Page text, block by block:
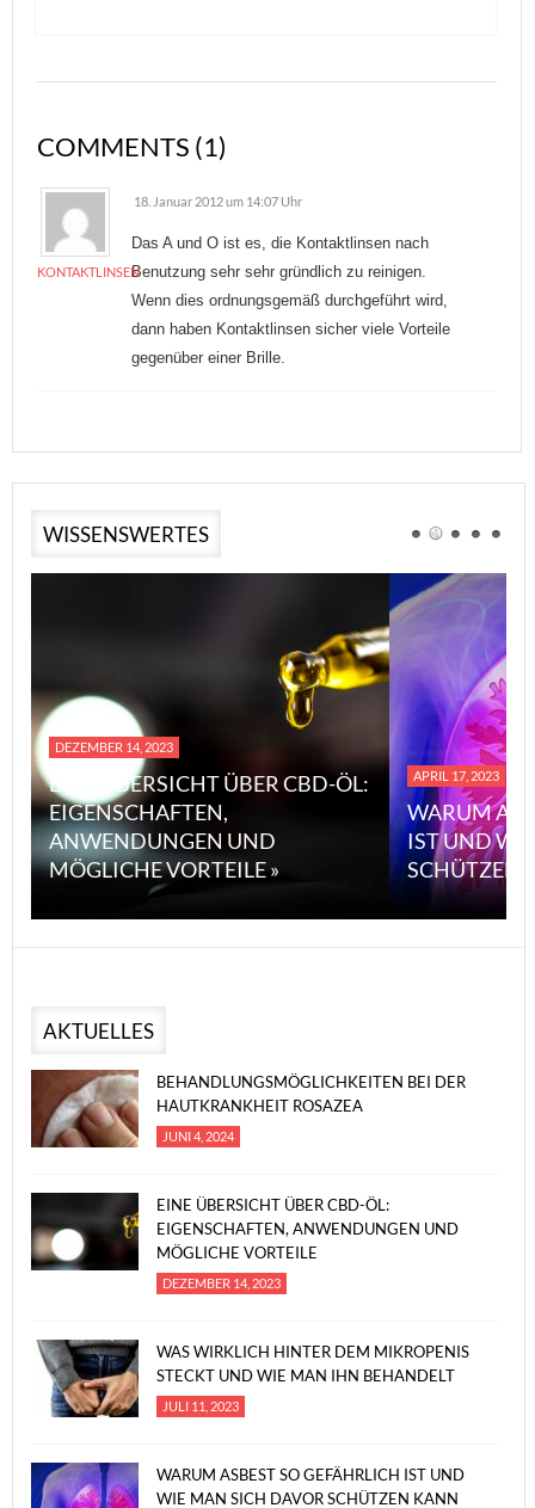
COMMENTS (1)
KONTAKTLINSEN
18. Januar 2012 um 14:07 Uhr
Das A und O ist es, die Kontaktlinsen nach
Benutzung sehr sehr gründlich zu reinigen.
Wenn dies ordnungsgemäß durchgeführt wird,
dann haben Kontaktlinsen sicher viele Vorteile
gegenüber einer Brille.
WISSENSWERTES
DEZEMBER 14, 2023
EINE ÜBERSICHT ÜBER CBD-ÖL:
EIGENSCHAFTEN,
ANWENDUNGEN UND
MÖGLICHE VORTEILE »
APRIL 17, 2023
WARUM
IST UND
SCHÜTZEN
AKTUELLES
BEHANDLUNGSMÖGLICHKEITEN BEI DER
HAUTKRANKHEIT ROSAZEA
JUNI 4, 2024
EINE ÜBERSICHT ÜBER CBD-ÖL:
EIGENSCHAFTEN, ANWENDUNGEN UND
MÖGLICHE VORTEILE
DEZEMBER 14, 2023
WAS WIRKLICH HINTER DEM MIKROPENIS
STECKT UND WIE MAN IHN BEHANDELT
JULI 11, 2023
WARUM ASBEST SO GEFÄHRLICH IST UND
WIE MAN SICH DAVOR SCHÜTZEN KANN